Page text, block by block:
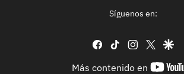
Síguenos en:
facebook
tiktok instagram
twitter
Más contenido en